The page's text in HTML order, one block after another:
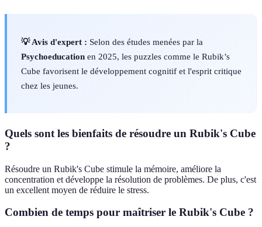
💡 Avis d'expert : Selon des études menées par la
Psychoeducation en 2025, les puzzles comme le Rubik’s
Cube favorisent le développement cognitif et l'esprit critique
chez les jeunes.
Quels sont les bienfaits de résoudre un Rubik's Cube
?
Résoudre un Rubik's Cube stimule la mémoire, améliore la
concentration et développe la résolution de problèmes. De plus, c'est
un excellent moyen de réduire le stress.
Combien de temps pour maîtriser le Rubik's Cube ?